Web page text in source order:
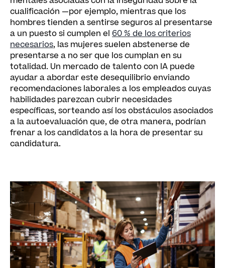
cualificación —por ejemplo, mientras que los
hombres tienden a sentirse seguros al presentarse
a un puesto si cumplen el 60 % de los criterios
necesarios, las mujeres suelen abstenerse de
presentarse a no ser que los cumplan en su
totalidad. Un mercado de talento con IA puede
ayudar a abordar este desequilibrio enviando
recomendaciones laborales a los empleados cuyas
habilidades parezcan cubrir necesidades
específicas, sorteando así los obstáculos asociados
a la autoevaluación que, de otra manera, podrían
frenar a los candidatos a la hora de presentar su
candidatura.